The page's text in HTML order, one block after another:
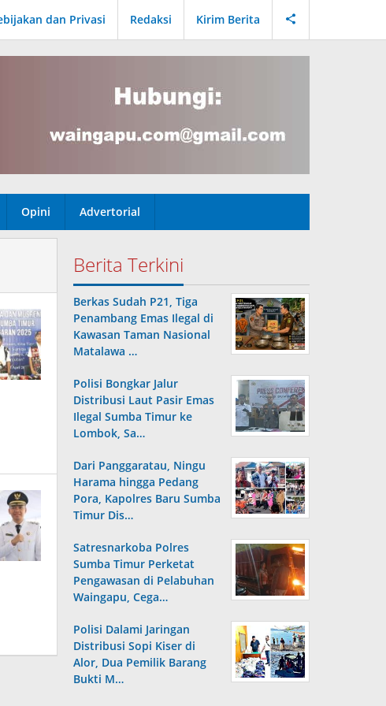
dan Privasi Redaksi Kirim Berita
Opini Advertorial
Berita Terkini
Berkas Sudah P21, Tiga
Penambang Emas Ilegal di
Kawasan Taman Nasional
Matalawa …
Polisi Bongkar Jalur
Distribusi Laut Pasir Emas
Ilegal Sumba Timur ke
Lombok, Sa…
Dari Panggaratau, Ningu
Harama hingga Pedang
Pora, Kapolres Baru Sumba
Timur Dis…
Satresnarkoba Polres
Sumba Timur Perketat
Pengawasan di Pelabuhan
Waingapu, Cega…
Polisi Dalami Jaringan
Distribusi Sopi Kiser di
Alor, Dua Pemilik Barang
Bukti M…